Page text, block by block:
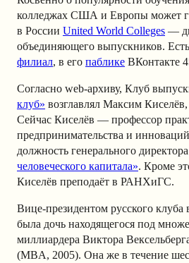
колледжах США и Европы может
в России United World Colleges —
объединяющего выпускников.
филиал, в его паблике ВКонтакте
Согласно web-архиву, Клуб
клуб» возглавлял Максим
Сейчас Киселёв — профессор
предпринимательства и
должность генерального
человеческого капитала». Кроме
Киселёв преподаёт в РАНХиГС.
Вице-президентом русского
была дочь находящегося под
миллиардера Виктора
(MBA, 2005). Она же в течение